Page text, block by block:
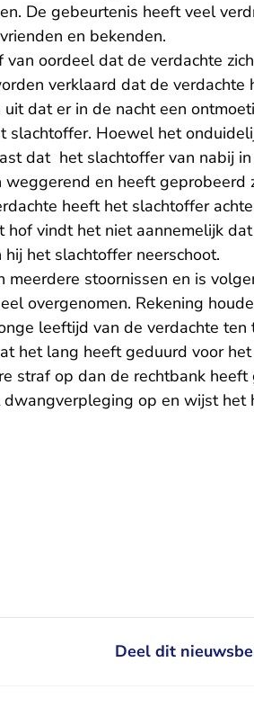
De gebeurtenis heeft veel
en bekenden.
van oordeel dat de verdachte
verklaard dat de verdachte
dat er in de nacht een
slachtoffer. Hoewel het
dat het slachtoffer van nabij in
en heeft geprobeerd
heeft het slachtoffer
vindt het niet aannemelijk
het slachtoffer neerschoot.
stoornissen en is
overgenomen. Rekening
leeftijd van de verdachte ten
het lang heeft geduurd voor
straf op dan de rechtbank heeft
op en wijst het
Deel dit